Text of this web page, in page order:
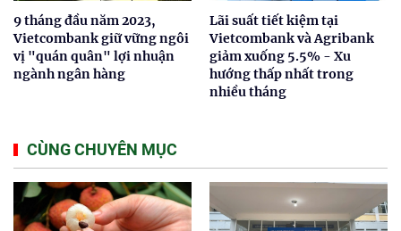
9 tháng đầu năm 2023,
Vietcombank giữ vững ngôi
vị "quán quân" lợi nhuận
ngành ngân hàng
Lãi suất tiết kiệm tại
Vietcombank và Agribank
giảm xuống 5.5% - Xu
hướng thấp nhất trong
nhiều tháng
CÙNG CHUYÊN MỤC